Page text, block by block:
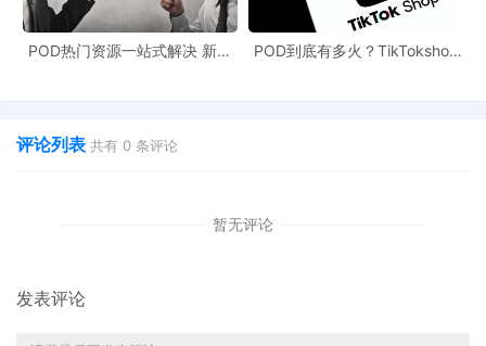
美元增至2032年的550亿美元。
三、选品逻辑重构，运营模式多元化
装配饰，以及马克杯、抱枕、帆布包等实用且具纪念意义的产品更
相比之下，复杂曲面产品（如球形水杯）和高单价精密品（如定制
30%，损失约3万美元的案例值得警惕。
目前主流的POD运营模式包括：
POD热门资源一站式解决 新手
POD到底有多火？TikTokshop
评论列表 共有 0 条评论
暂无评论
发表评论